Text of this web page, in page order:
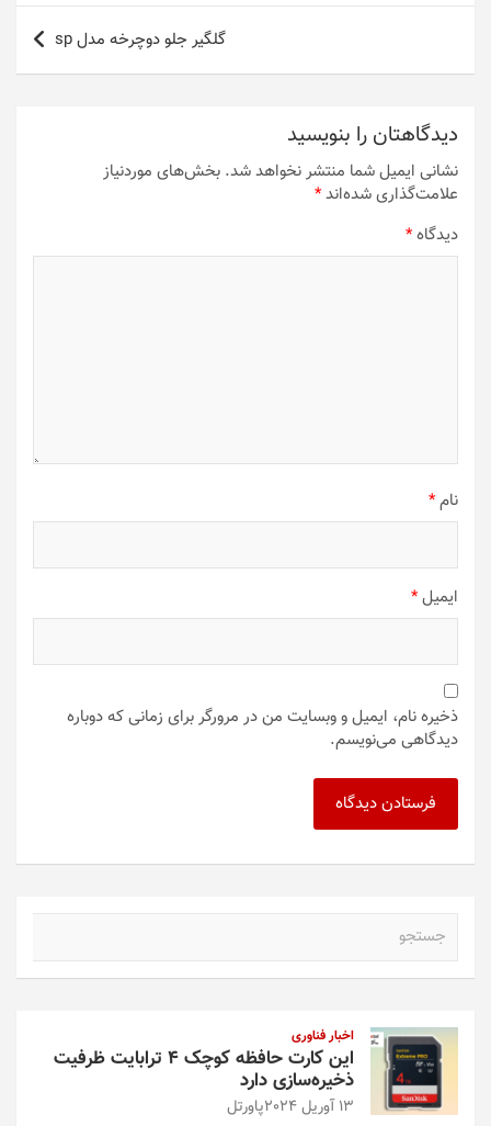
گلگیر جلو دوچرخه مدل sp
دیدگاهتان را بنویسید
نشانی ایمیل شما منتشر نخواهد شد. بخش‌های موردنیاز
علامت‌گذاری شده‌اند*
دیدگاه*
نام*
ایمیل*
ذخیره نام، ایمیل و وبسایت من در مرورگر برای زمانی که دوباره
دیدگاهی می‌نویسم.
اخبار فناوری
این کارت حافظه کوچک ۴ ترابایت ظرفیت
ذخیره‌سازی دارد
13 آوریل 2024 پاورتل